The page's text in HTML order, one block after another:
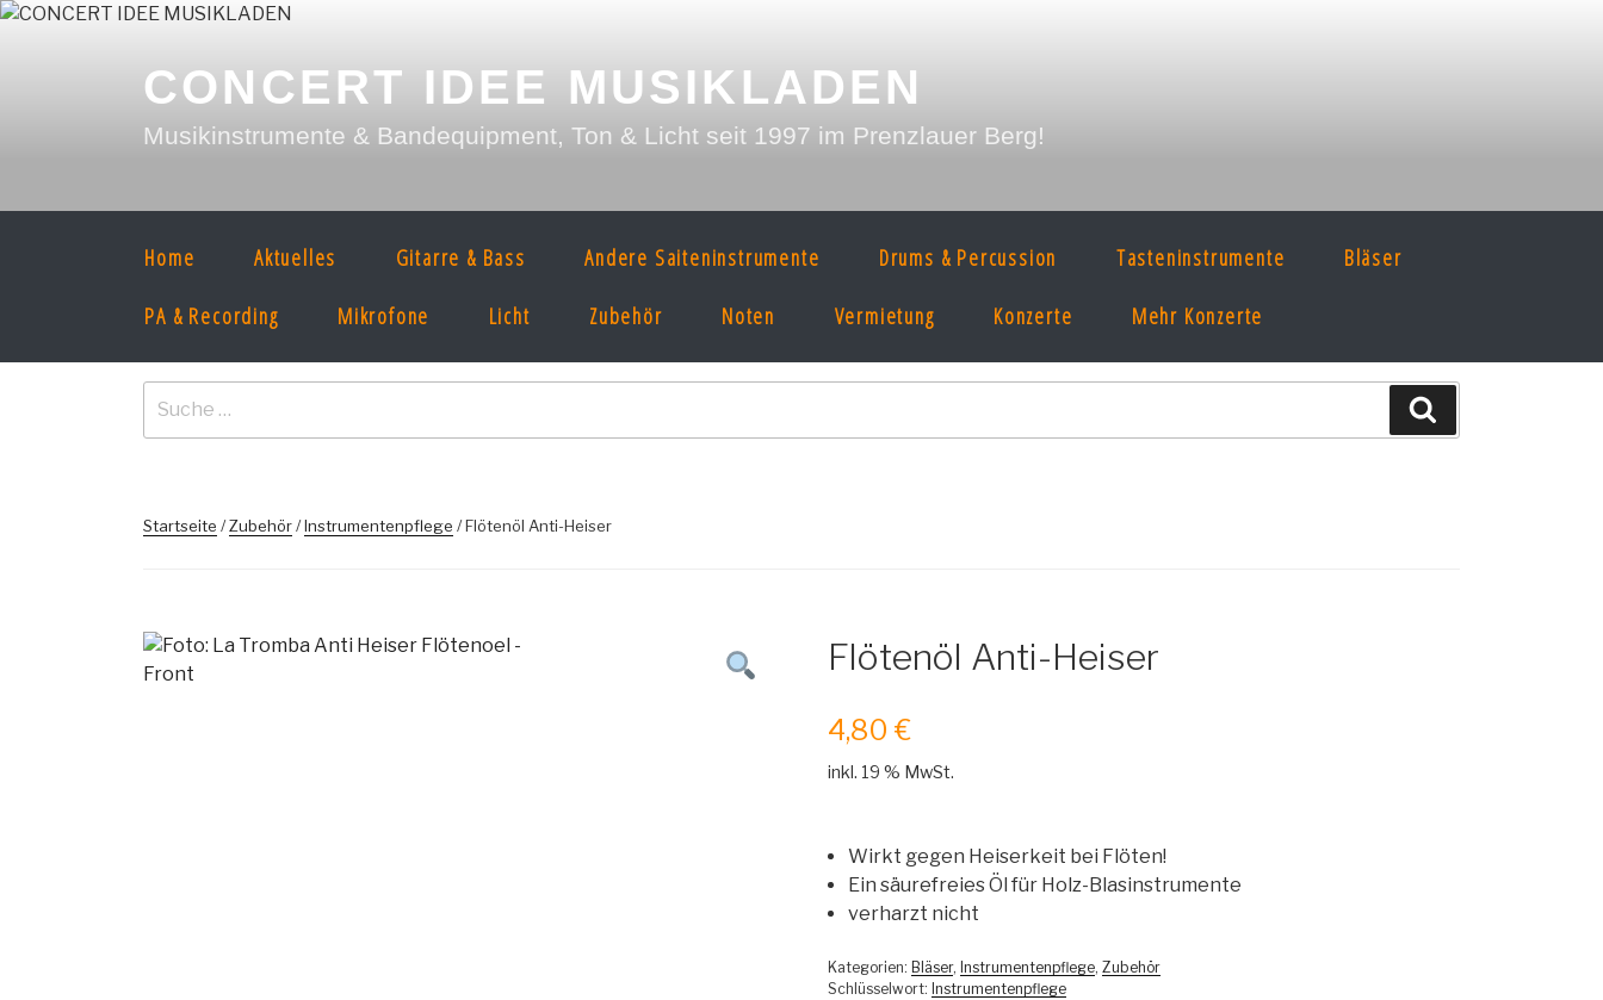
Zum
CONCERT IDEE MUSIKLADEN
Musikinstrumente & Bandequipment, Ton & Licht seit 1997 im Prenzlauer Berg!
Home Aktuelles Gitarre & Bass Andere Saiteninstrumente Drums & Percussion Tasteninstrumente Bläser
PA & Recording Mikrofone Licht Zubehör Noten Vermietung Konzerte Mehr Konzerte
nach:
Startseite /Zubehör/Instrumentenpflege / Flötenöl Anti-Heiser
Flötenöl Anti-Heiser
4,80€
inkl. 19 % MwSt.
Wirkt gegen Heiserkeit bei Flöten!
Ein säurefreies Öl für Holz-Blasinstrumente
verharzt nicht
Kategorien: Bläser, Instrumentenpflege,Zubehör
Schlüsselwort: Instrumentenpflege